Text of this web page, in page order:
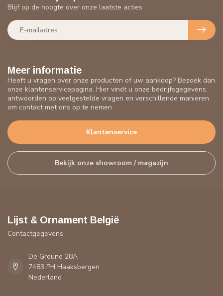
Meer informatie
Heeft u vragen over onze producten of uw aankoop? Bezoek dan
onze klantenservicepagina. Hier vindt u onze bedrijfsgegevens,
antwoorden op veelgestelde vragen en verschillende manieren
om contact met ons op te nemen.
Klantenservice
Bekijk onze showroom / magazijn
Blijf op de hoogte over onze laatste acties
Lijst & Ornament België
Contactgegevens
De Greune 28A
7483 PH Haaksbergen
Nederland